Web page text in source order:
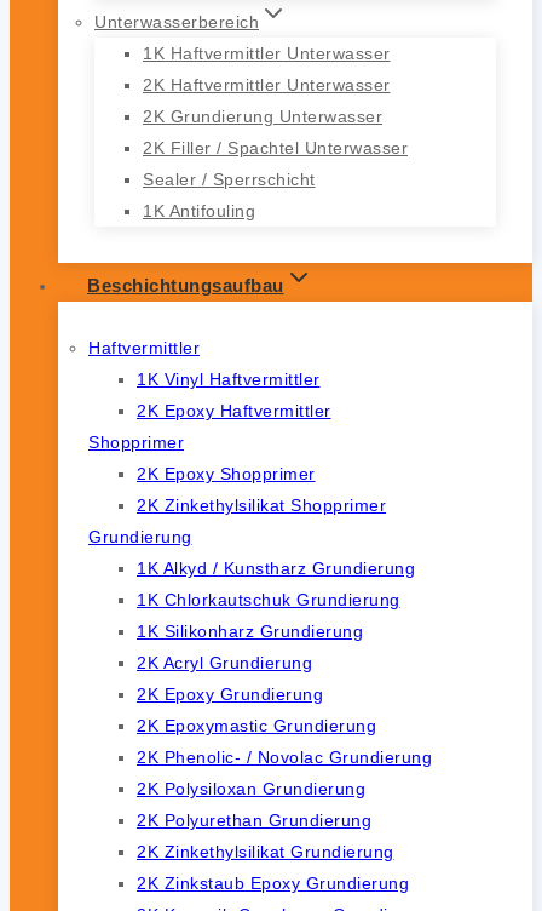
Unterwasserbereich
1K Haftvermittler Unterwasser
2K Haftvermittler Unterwasser
2K Grundierung Unterwasser
2K Filler / Spachtel Unterwasser
Sealer / Sperrschicht
1K Antifouling
Beschichtungsaufbau
Haftvermittler
1K Vinyl Haftvermittler
2K Epoxy Haftvermittler
Shopprimer
2K Epoxy Shopprimer
2K Zinkethylsilikat Shopprimer
Grundierung
1K Alkyd / Kunstharz Grundierung
1K Chlorkautschuk Grundierung
1K Silikonharz Grundierung
2K Acryl Grundierung
2K Epoxy Grundierung
2K Epoxymastic Grundierung
2K Phenolic- / Novolac Grundierung
2K Polysiloxan Grundierung
2K Polyurethan Grundierung
2K Zinkethylsilikat Grundierung
2K Zinkstaub Epoxy Grundierung